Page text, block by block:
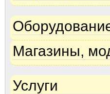
Магазины,
Услуги